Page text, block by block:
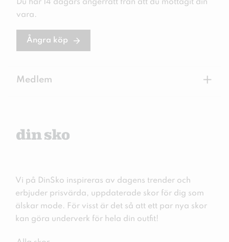
Du har 14 dagars ångerrätt från att du mottagit din
vara.
Ångra köp
Medlem +
Vi på DinSko inspireras av dagens trender och
erbjuder prisvärda, uppdaterade skor för dig som
älskar mode. För visst är det så att ett par nya skor
kan göra underverk för hela din outfit!